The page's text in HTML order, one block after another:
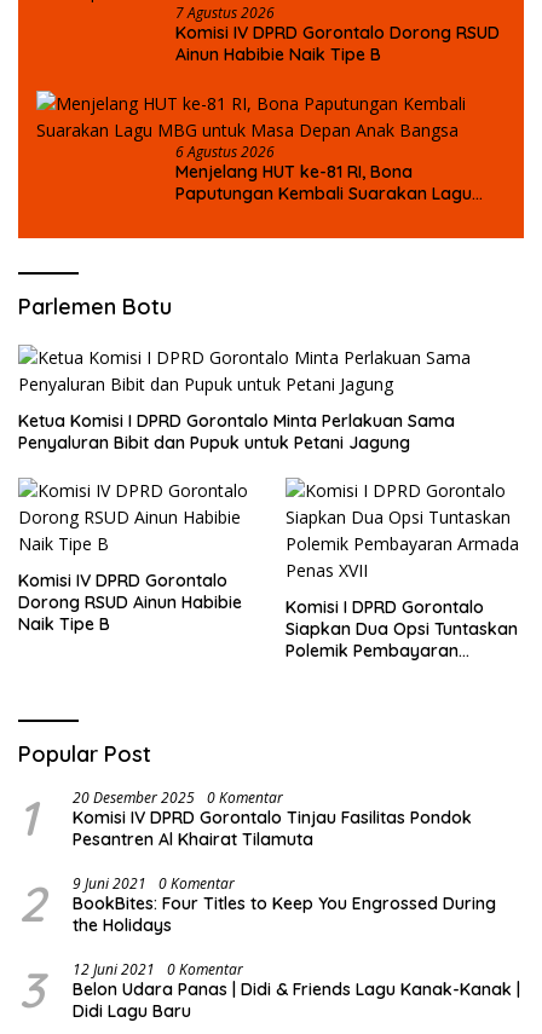
7 Agustus 2026
Komisi IV DPRD Gorontalo Dorong RSUD
Ainun Habibie Naik Tipe B
6 Agustus 2026
Menjelang HUT ke-81 RI, Bona
Paputungan Kembali Suarakan Lagu
Parlemen Botu
Ketua Komisi I DPRD Gorontalo Minta Perlakuan Sama
Penyaluran Bibit dan Pupuk untuk Petani Jagung
Komisi IV DPRD Gorontalo
Dorong RSUD Ainun Habibie
Naik Tipe B
Komisi I DPRD Gorontalo
Siapkan Dua Opsi Tuntaskan
Polemik Pembayaran
Popular Post
1 20 Desember 2025 0 Komentar
Komisi IV DPRD Gorontalo Tinjau Fasilitas Pondok
Pesantren Al Khairat Tilamuta
2 9 Juni 2021 0 Komentar
BookBites: Four Titles to Keep You Engrossed During
the Holidays
3 12 Juni 2021 0 Komentar
Belon Udara Panas | Didi & Friends Lagu Kanak-Kanak |
Didi Lagu Baru